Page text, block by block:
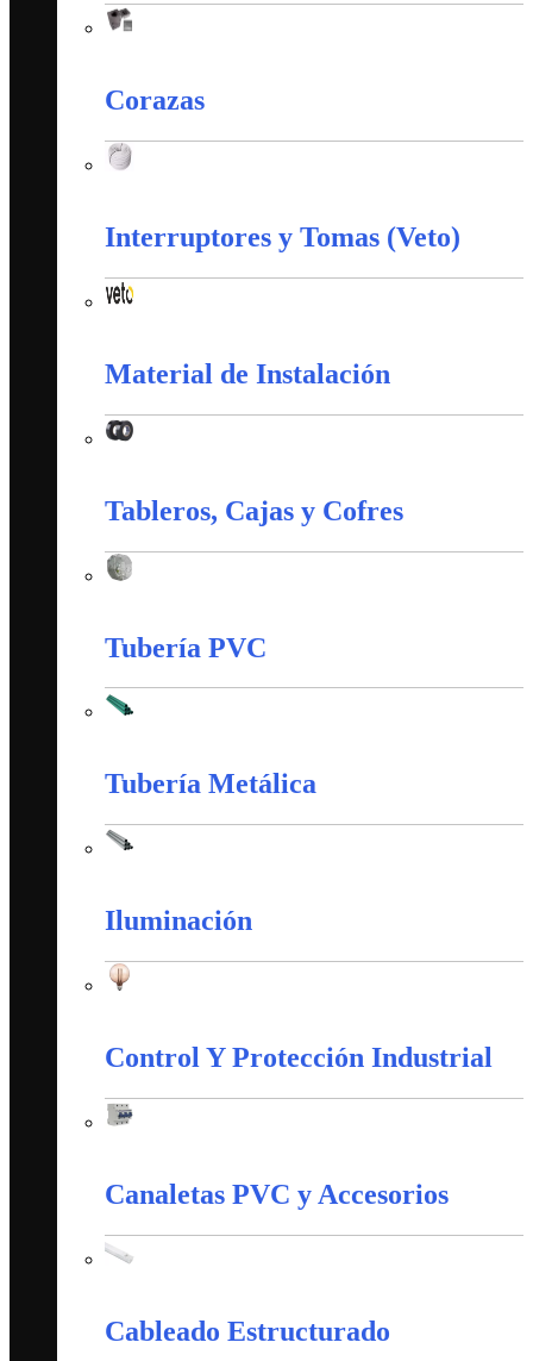
Corazas
Interruptores y Tomas (Veto)
Material de Instalación
Tableros, Cajas y Cofres
Tubería PVC
Tubería Metálica
Iluminación
Control Y Protección Industrial
Canaletas PVC y Accesorios
Cableado Estructurado